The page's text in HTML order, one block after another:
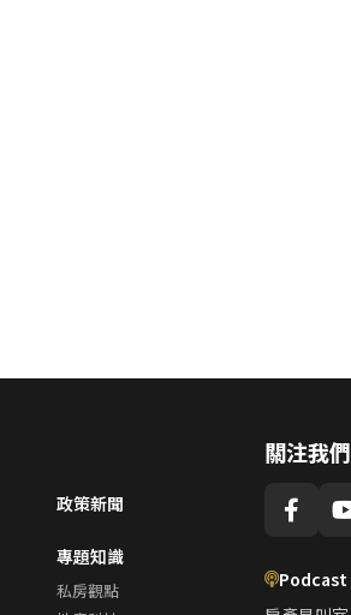
政策新聞
專題知識
私房觀點
關注我們
Podcast